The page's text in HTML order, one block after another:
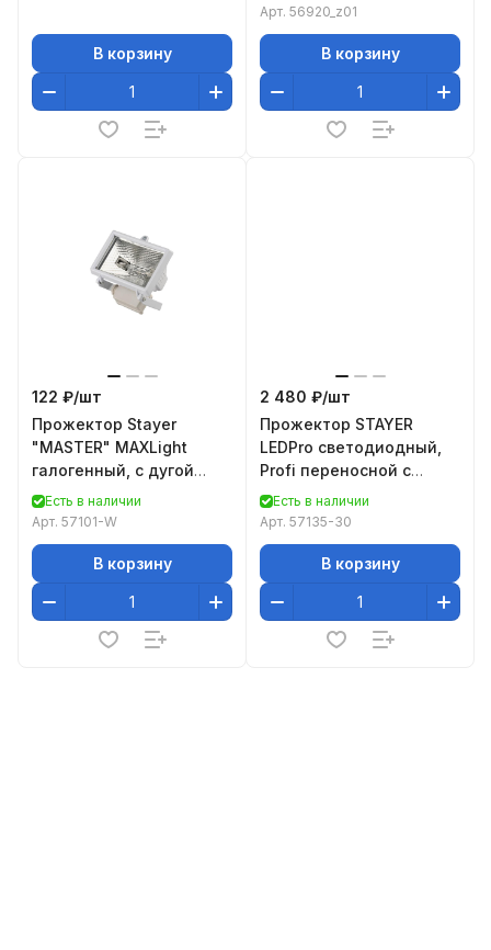
В корзину
Арт. 56920_z01
В корзину
122 ₽/шт
Прожектор Stayer
"MASTER" MAXLight
галогенный, с дугой
крепления под
установку, белый, 150Вт
Есть в наличии
Арт. 57101-W
В корзину
2 480 ₽/шт
Прожектор STAYER
LEDPro светодиодный,
Profi переносной с
подставкой, 30Вт 57135-
30
Есть в наличии
Арт. 57135-30
В корзину